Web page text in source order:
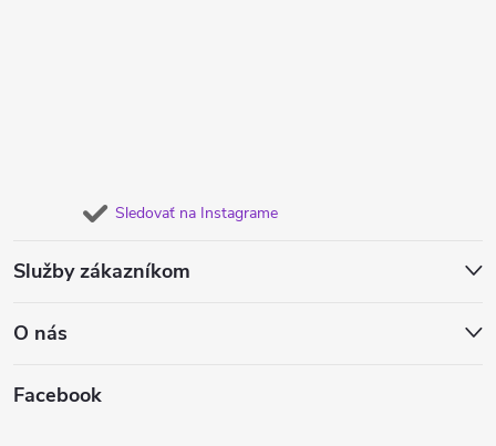
Sledovať na Instagrame
Služby zákazníkom
O nás
Facebook